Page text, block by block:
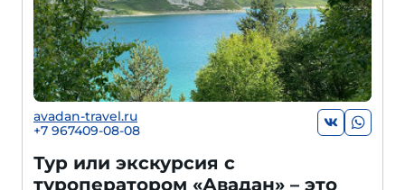
avadan-travel.ru
+7 967409-08-08
Тур или экскурсия с
туроператором «Авадан» – это